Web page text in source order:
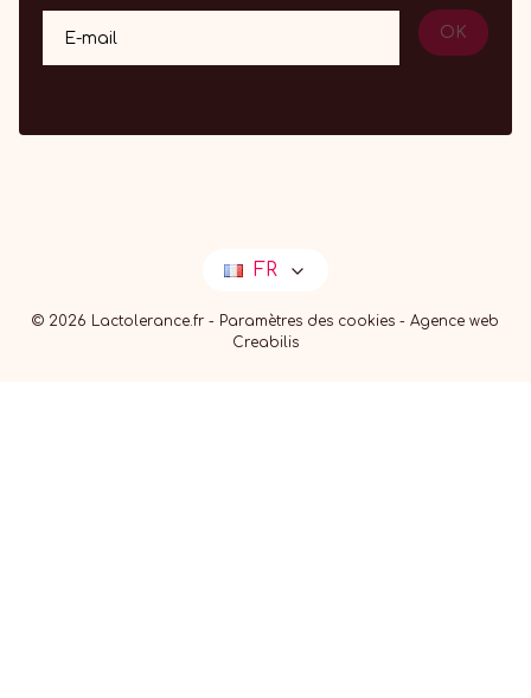
E-mail OK
FR
© 2026 Lactolerance.fr - Paramètres des cookies - Agence web
Creabilis